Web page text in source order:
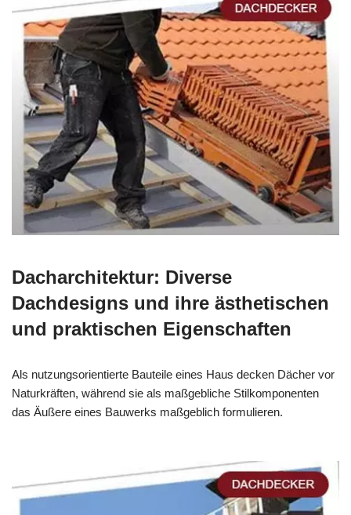
Dacharchitektur: Diverse
Dachdesigns und ihre ästhetischen
und praktischen Eigenschaften
Als nutzungsorientierte Bauteile eines Haus decken Dächer vor
Naturkräften, während sie als maßgebliche Stilkomponenten
das Äußere eines Bauwerks maßgeblich formulieren.